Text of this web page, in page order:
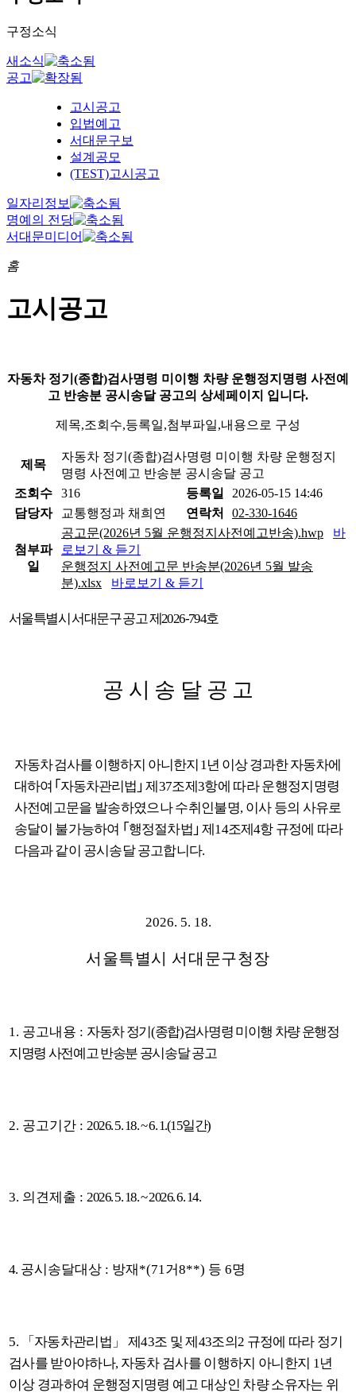
구정소식
새소식
공고
고시공고
입법예고
서대문구보
설계공모
(TEST)고시공고
일자리정보
명예의 전당
서대문미디어
홈
고시공고
자동차 정기(종합)검사명령 미이행 차량 운행정지명령 사전예
고 반송분 공시송달 공고의 상세페이지 입니다.
제목,조회수,등록일,첨부파일,내용으로 구성
제목
자동차 정기(종합)검사명령 미이행 차량 운행정지
명령 사전예고 반송분 공시송달 공고
조회수
316 등록일
2026-05-15 14:46
담당자
교통행정과 채희연 연락처 02-330-1646
첨부파
일
공고문(2026년 5월 운행정지사전예고반송).hwp
바
로보기 & 듣기
운행정지 사전예고문 반송분(2026년 5월 발송
분).xlsx
바로보기 & 듣기
서울특별시 서대문구 공고 제2026-794호
공 시 송 달 공 고
자동차 검사를 이행하지 아니한지 1년 이상 경과한 자동차에
대하여 ｢ 자동차관리법 ｣ 제37조제3항에 따라 운행정지명령
사전예고문을 발송하였으나 수취인불명, 이사 등의 사유로
송달이 불가능하여 ｢ 행정절차법 ｣제14조제4항 규정에 따라
다음과 같이 공시송달 공고합니다.
2026. 5. 18.
서울특별시 서대문구청장
1. 공고내용 : 자동차 정기(종합)검사명령 미이행 차량 운행정
지명령 사전예고 반송분 공시송달 공고
2. 공고기간 : 2026. 5. 18. ~ 6. 1.(15일간)
3. 의견제출 : 2026. 5. 18. ~ 2026. 6. 14.
4. 공시송달대상 : 방재*(71거8**) 등6명
5. 「 자동차관리법 」 제43조 및 제43조의2 규정에 따라 정기
검사를 받아야하나, 자동차 검사를 이행하지 아니한지 1 년
이상 경과하여 운행정지명령 예고 대상인 차량 소유자는 위